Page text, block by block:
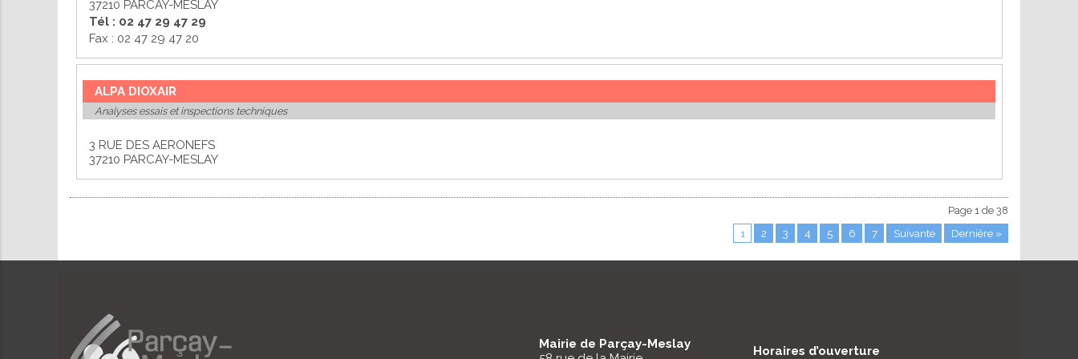
37210 PARCAY-MESLAY
Tél : 02 47 29 47 29
Fax : 02 47 29 47 20
ALPA DIOXAIR
Analyses essais et inspections techniques
3 RUE DES AERONEFS
37210 PARCAY-MESLAY
Page 1 de 38
1 2 3 4 5 6 7 Suivante Dernière »
Mairie de Parçay-Meslay
Horaires d’ouverture